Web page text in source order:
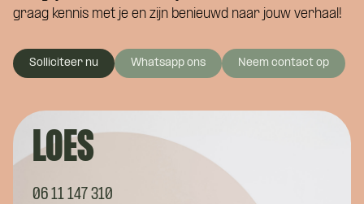
graag kennis met je en zijn benieuwd naar jouw verhaal!
Solliciteer nu Whatsapp ons Neem contact op
LOES
06 11 147 310